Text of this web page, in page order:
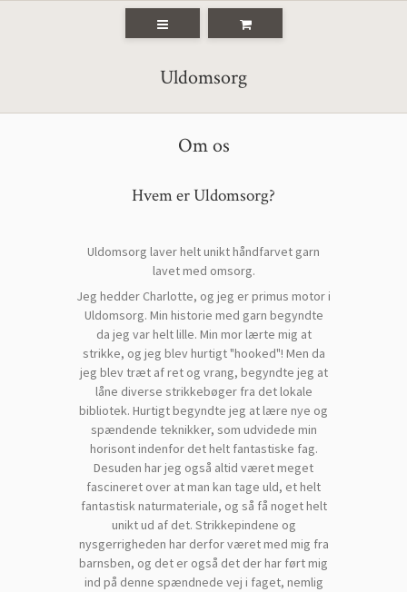
Uldomsorg
Om os
Hvem er Uldomsorg?
Uldomsorg laver helt unikt håndfarvet garn
lavet med omsorg.
Jeg hedder Charlotte, og jeg er primus motor i
Uldomsorg. Min historie med garn begyndte
da jeg var helt lille. Min mor lærte mig at
strikke, og jeg blev hurtigt "hooked"! Men da
jeg blev træt af ret og vrang, begyndte jeg at
låne diverse strikkebøger fra det lokale
bibliotek. Hurtigt begyndte jeg at lære nye og
spændende teknikker, som udvidede min
horisont indenfor det helt fantastiske fag.
Desuden har jeg også altid været meget
fascineret over at man kan tage uld, et helt
fantastisk naturmateriale, og så få noget helt
unikt ud af det. Strikkepindene og
nysgerrigheden har derfor været med mig fra
barnsben, og det er også det der har ført mig
ind på denne spændnede vej i faget, nemlig